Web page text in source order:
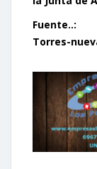
Fuente..:
Torres-